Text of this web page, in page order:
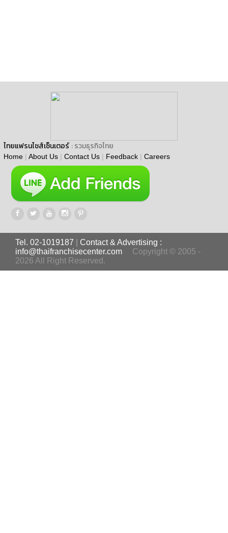
ไทยแฟรนไชส์เซ็นเตอร์ : รวมธุรกิจไทย
Home | About Us | Contact Us | Feedback | Careers
Tel. 02-1019187
Contact & Advertising :
info@thaifranchisecenter.com
Copyright © 2005 -
2026 All Right Reserved.